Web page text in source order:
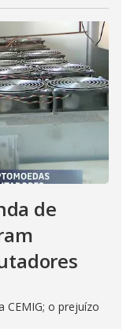
de
CEMIG; o prejuízo